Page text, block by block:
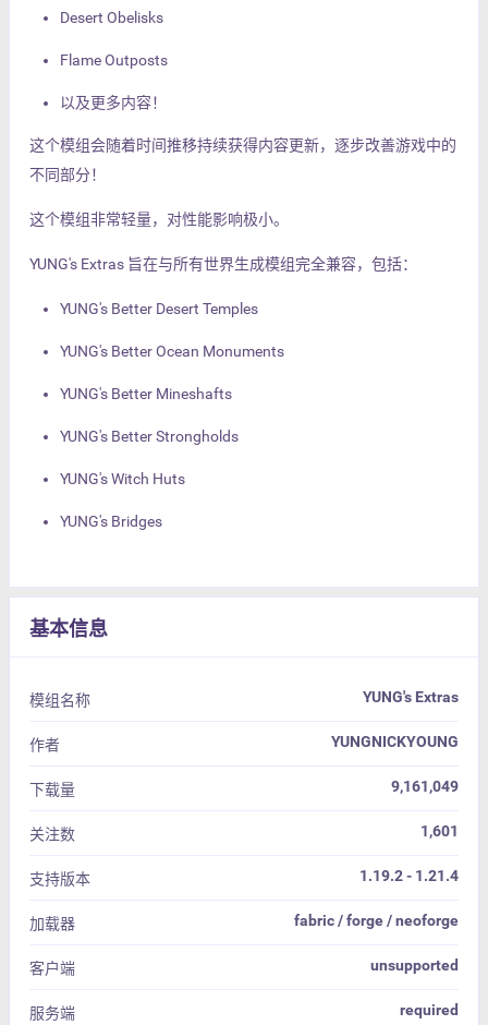
Desert Obelisks
Flame Outposts
以及更多内容！
这个模组会随着时间推移持续获得内容更新，逐步改善游戏中的
不同部分！
这个模组非常轻量，对性能影响极小。
YUNG's Extras 旨在与所有世界生成模组完全兼容，包括：
YUNG's Better Desert Temples
YUNG's Better Ocean Monuments
YUNG's Better Mineshafts
YUNG's Better Strongholds
YUNG's Witch Huts
YUNG's Bridges
基本信息
模组名称 YUNG's Extras
作者 YUNGNICKYOUNG
下载量 9,161,049
关注数 1,601
支持版本 1.19.2 - 1.21.4
加载器 fabric / forge / neoforge
客户端 unsupported
服务端 required